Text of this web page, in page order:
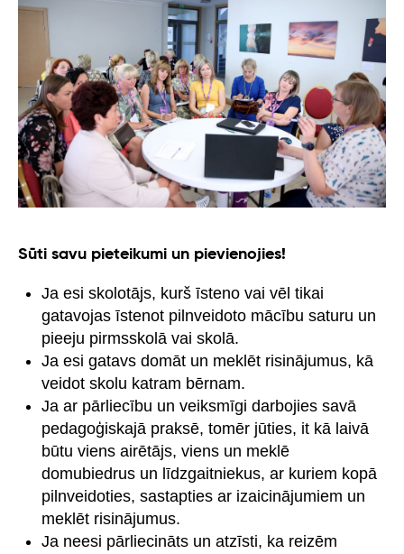
Sūti savu pieteikumi un pievienojies!
Ja esi skolotājs, kurš īsteno vai vēl tikai
gatavojas īstenot pilnveidoto mācību saturu un
pieeju pirmsskolā vai skolā.
Ja esi gatavs domāt un meklēt risinājumus, kā
veidot skolu katram bērnam.
Ja ar pārliecību un veiksmīgi darbojies savā
pedagoģiskajā praksē, tomēr jūties, it kā laivā
būtu viens airētājs, viens un meklē
domubiedrus un līdzgaitniekus, ar kuriem kopā
pilnveidoties, sastapties ar izaicinājumiem un
meklēt risinājumus.
Ja neesi pārliecināts un atzīsti, ka reizēm